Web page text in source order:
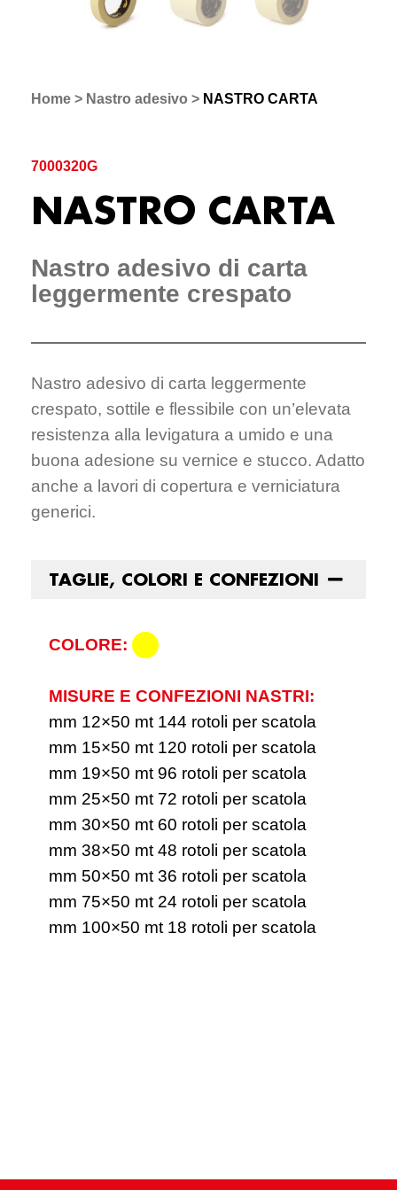
Home > Nastro adesivo > NASTRO CARTA
7000320G
NASTRO CARTA
Nastro adesivo di carta
leggermente crespato
Nastro adesivo di carta leggermente
crespato, sottile e flessibile con un’elevata
resistenza alla levigatura a umido e una
buona adesione su vernice e stucco. Adatto
anche a lavori di copertura e verniciatura
generici.
TAGLIE, COLORI E CONFEZIONI
COLORE:
MISURE E CONFEZIONI NASTRI:
mm 12×50 mt 144 rotoli per scatola
mm 15×50 mt 120 rotoli per scatola
mm 19×50 mt 96 rotoli per scatola
mm 25×50 mt 72 rotoli per scatola
mm 30×50 mt 60 rotoli per scatola
mm 38×50 mt 48 rotoli per scatola
mm 50×50 mt 36 rotoli per scatola
mm 75×50 mt 24 rotoli per scatola
mm 100×50 mt 18 rotoli per scatola